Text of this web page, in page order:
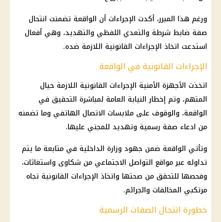
ورغم هذا المبرر، أكدت الإجراءات أن الواقعة تضمنت انتحال
صفة ضابط شرطة والتعدي اللفظي والتهديد، وهي أفعال
استدعت اتخاذ الإجراءات القانونية اللازمة ضده.
الإجراءات القانونية في الواقعة
اتخذت الأجهزة الأمنية الإجراءات القانونية اللازمة حيال
المتهم، وتم إخطار النيابة العامة لمباشرة التحقيق في
الواقعة، والوقوف على ملابسات الاتصال الهاتفي وما تضمنه
من ادعاء صفة رسمية وتهديد للمجني عليها.
وتأتي الواقعة ضمن جهود وزارة الداخلية في متابعة ما يتم
تداوله عبر مواقع التواصل الاجتماعي من شكاوى واستغاثات،
وفحصها للتحقق من صحتها واتخاذ الإجراءات القانونية تجاه
مرتكبي المخالفات والجرائم.
خطورة انتحال الصفات الرسمية